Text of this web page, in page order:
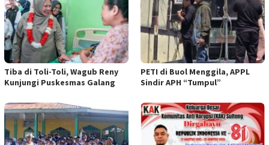
Tiba di Toli-Toli, Wagub Reny
Kunjungi Puskesmas Galang
PETI di Buol Menggila, APPL
Sindir APH “Tumpul”